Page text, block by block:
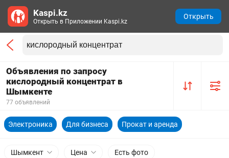
Объявления по запросу
кислородный концентрат в
Шымкенте
77 объявлений
Электроника Для бизнеса Прокат и аренда
Шымкент Цена Есть фото
Kaspi.kz
Открыть в Приложении Kaspi.kz
Открыть